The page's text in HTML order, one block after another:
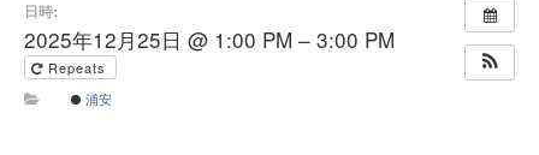
日時:
2025年12月25日 @ 1:00 PM – 3:00 PM
Repeats
浦安